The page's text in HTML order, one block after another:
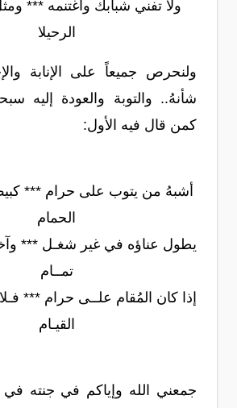
ولا تفني شبابك واغتنمه ***
الرحيلا
ولنحرص جميعاً على الإنابة
شأنهُ.. والتوبة والعودة إليه
كمن قال فيه الأول:
أشبهُ من يتوب على حرام ***
الحمام
يطول عناؤه في غير شغـل ***
تمــام
إذا كان المُقام علــى حرام ***
القيـام
جمعني الله وإياكم في جنته